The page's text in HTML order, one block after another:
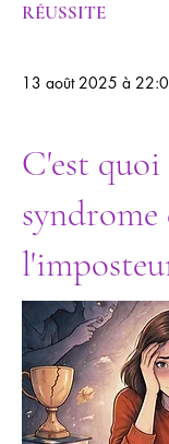
RÉUSSITE
13 août 2025 à
C'est quoi
syndrome